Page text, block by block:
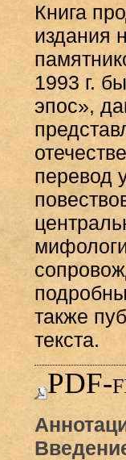
Книга
издания
1993 г.
эпос»,
перевод
также
текста.
PDF-